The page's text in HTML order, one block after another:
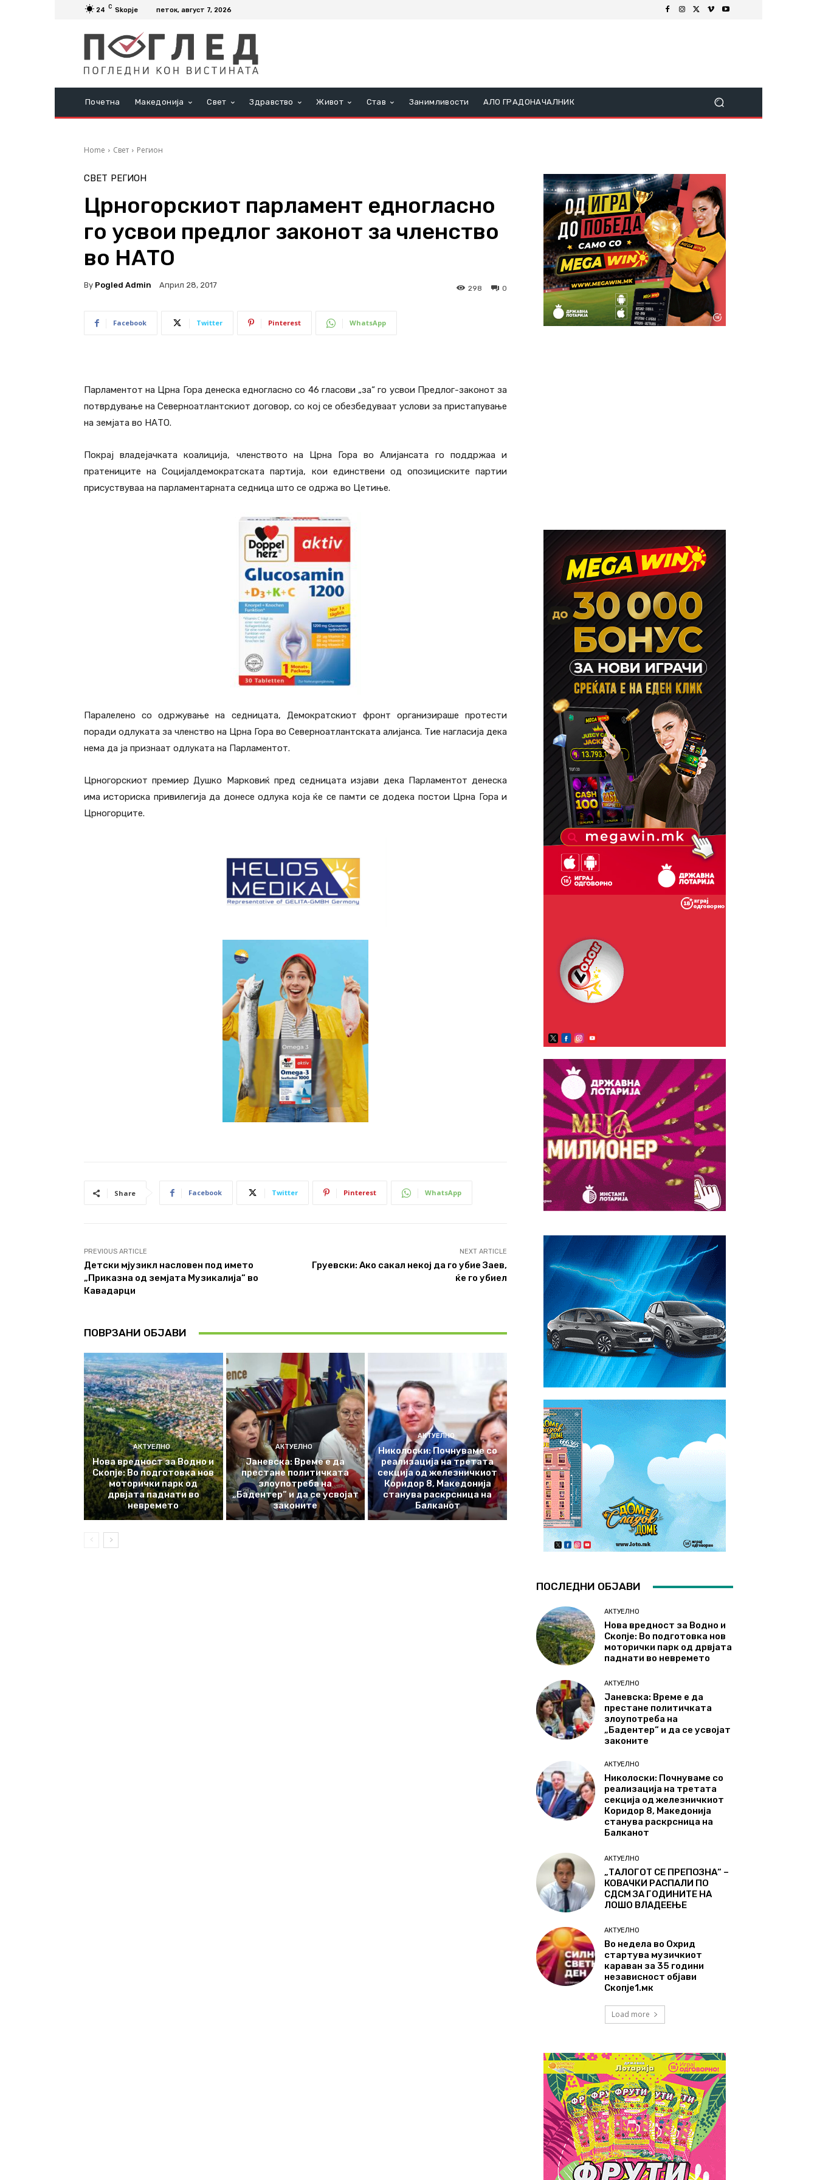
24 C Skopje петок, август 7, 2026
Почетна Македонија Свет Здравство Живот Став Занимливости АЛО ГРАДОНАЧАЛНИК
Home Свет Регион
СВЕТ РЕГИОН
Црногорскиот парламент едногласно
го усвои предлог законот за членство
во НАТО
By Pogled Admin Април 28, 2017 0
298
Facebook Twitter Pinterest WhatsApp
Парламентот на Црна Гора денеска едногласно со 46 гласови „за“ го усвои Предлог-законот за
потврдување на Северноатлантскиот договор, со кој се обезбедуваат услови за пристапување
на земјата во НАТО.
Покрај владејачката коалиција, членството на Црна Гора во Алијансата го поддржаа и
пратениците на Социјалдемократската партија, кои единствени од опозициските партии
присуствуваа на парламентарната седница што се одржа во Цетиње.
Паралелено со одржување на седницата, Демократскиот фронт организираше протести
поради одлуката за членство на Црна Гора во Северноатлантската алијанса. Тие нагласија дека
нема да ја признаат одлуката на Парламентот.
Црногорскиот премиер Душко Марковиќ пред седницата изјави дека Парламентот денеска
има историска привилегија да донесе одлука која ќе се памти се додека постои Црна Гора и
Црногорците.
Share Facebook Twitter Pinterest WhatsApp
PREVIOUS ARTICLE
Детски мјузикл насловен под името
„Приказна од земјата Музикалија“ во
Кавадарци
NEXT ARTICLE
Груевски: Ако сакал некој да го убие Заев,
ќе го убиел
ПОВРЗАНИ ОБЈАВИ
АКТУЕЛНО
Нова вредност за Водно и
Скопје: Во подготовка нов
моторички парк од
дрвјата паднати во
невремето
АКТУЕЛНО
Јаневска: Време е да
престане политичката
злоупотреба на
„Бадентер“ и да се усвојат
законите
АКТУЕЛНО
Николоски: Почнуваме со
реализација на третата
секција од железничкиот
Коридор 8, Македонија
станува раскрсница на
Балканот
ПОСЛЕДНИ ОБЈАВИ
АКТУЕЛНО
Нова вредност за Водно и
Скопје: Во подготовка нов
моторички парк од дрвјата
паднати во невремето
АКТУЕЛНО
Јаневска: Време е да
престане политичката
злоупотреба на
„Бадентер“ и да се усвојат
законите
АКТУЕЛНО
Николоски: Почнуваме со
реализација на третата
секција од железничкиот
Коридор 8, Македонија
станува раскрсница на
Балканот
АКТУЕЛНО
„ТАЛОГОТ СЕ ПРЕПОЗНА“ –
КОВАЧКИ РАСПАЛИ ПО
СДСМ ЗА ГОДИНИТЕ НА
ЛОШО ВЛАДЕЕЊЕ
АКТУЕЛНО
Во недела во Охрид
стартува музичкиот
караван за 35 години
независност објави
Скопје1.мк
Load more